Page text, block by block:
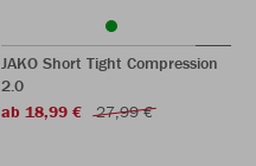
JAKO Short Tight Compression
2.0
ab 18,99 €
27,99 €